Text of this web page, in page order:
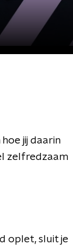
jij daarin
zelfredzaam
oplet, sluit je